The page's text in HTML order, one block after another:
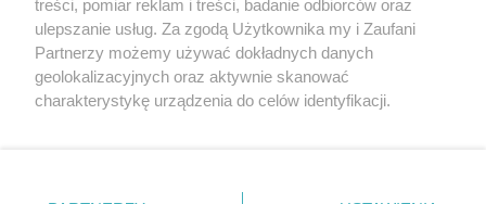
O nas
treści, pomiar reklam i treści, badanie odbiorców oraz
ulepszanie usług. Za zgodą Użytkownika my i Zaufani
Partnerzy możemy używać dokładnych danych
geolokalizacyjnych oraz aktywnie skanować
charakterystykę urządzenia do celów identyfikacji.
zmienić/wycofać klikając przycisk ustawień prywatności